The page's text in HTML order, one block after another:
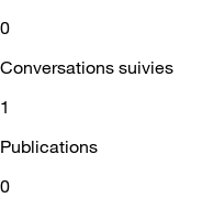
0
Conversations suivies
1
Publications
0